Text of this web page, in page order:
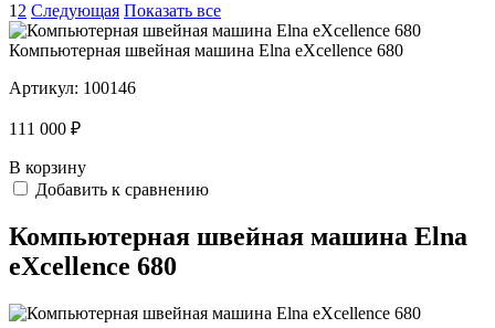
1 2 Следующая Показать все
Компьютерная швейная машина Elna eXcellence 680
Артикул: 100146
111 000 ₽
В корзину
Добавить к сравнению
Компьютерная швейная машина Elna
eXcellence 680